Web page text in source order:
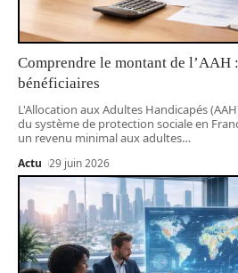
Comprendre le montant de l’AAH
bénéficiaires
L'Allocation aux Adultes Handicapés
du système de protection sociale en
un revenu minimal aux adultes…
Actu 29 juin 2026